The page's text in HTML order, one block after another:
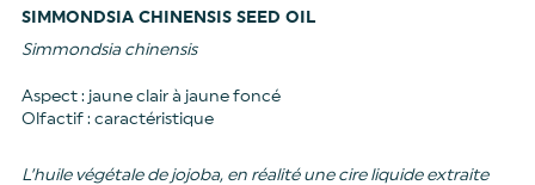
SIMMONDSIA CHINENSIS SEED OIL
Simmondsia chinensis
Aspect : jaune clair à jaune foncé
Olfactif : caractéristique
L’huile végétale de jojoba, en réalité une cire liquide extraite